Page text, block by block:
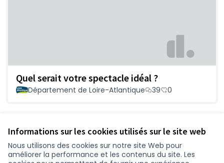
Informations sur les cookies utilisés sur le site web
Nous utilisons des cookies sur notre site Web pour
améliorer la performance et les contenus du site. Les
Quel serait votre spectacle idéal ?
Département de Loire-Atlantique 39 0
Conditions d'utilisation